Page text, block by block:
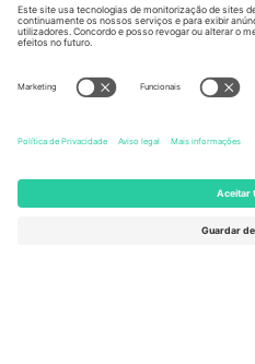
Germany
Unter den Linden 24, 10117
United States
Newark, Delaware 19713, United
States